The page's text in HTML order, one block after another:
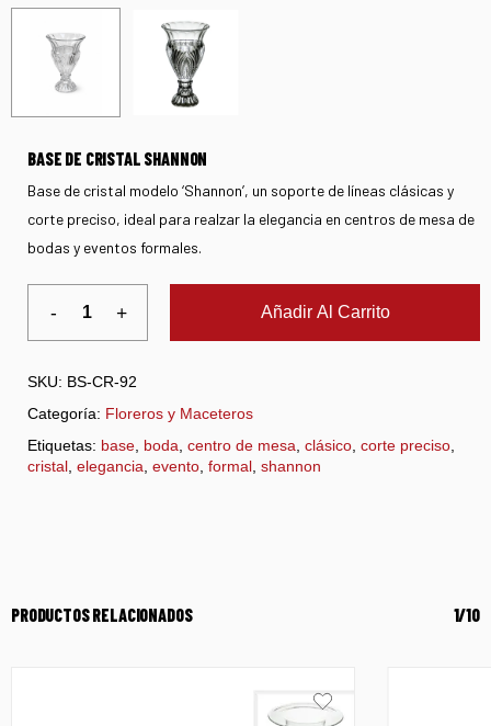
BASE DE CRISTAL SHANNON
Base de cristal modelo ‘Shannon’, un soporte de líneas clásicas y
corte preciso, ideal para realzar la elegancia en centros de mesa de
bodas y eventos formales.
Añadir Al Carrito
SKU: BS-CR-92
Categoría: Floreros y Maceteros
Etiquetas: base boda centro de mesa clásico corte preciso
cristal elegancia evento formal shannon
PRODUCTOS RELACIONADOS 1/10